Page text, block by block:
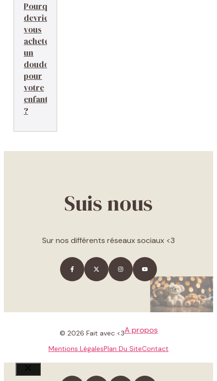
Pourquoi
devriez-
vous
acheter
un
doudou
pour
votre
enfant
?
Suis nous
Sur nos différents réseaux sociaux <3
© 2026 Fait avec <3A propos
Mentions LégalesPlan Du SiteContact
Fermer